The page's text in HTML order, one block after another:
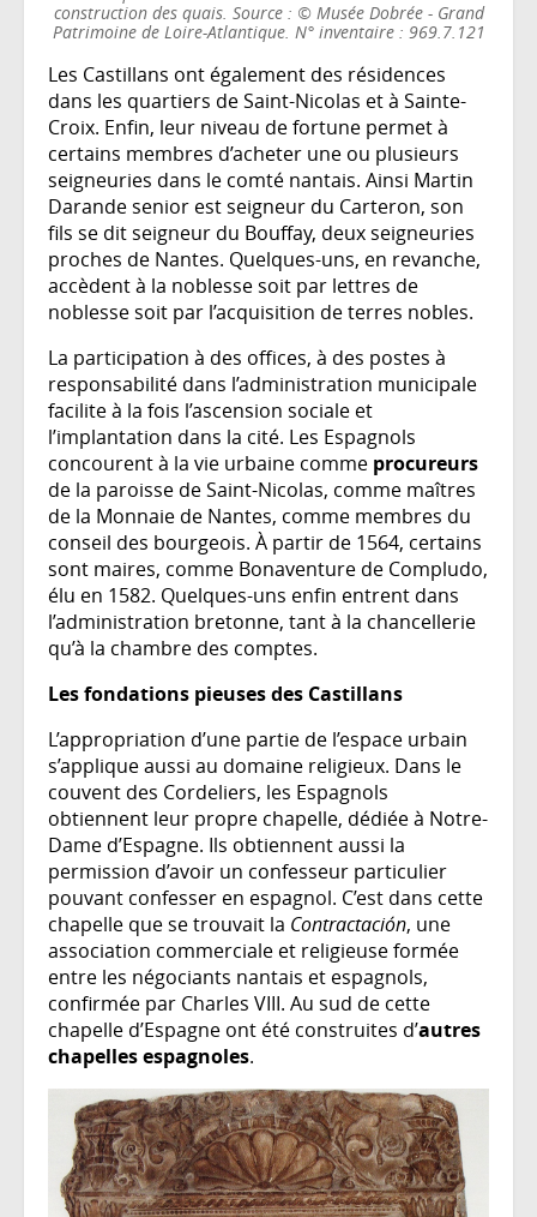
construction des quais. Source : © Musée Dobrée - Grand
Patrimoine de Loire-Atlantique. N° inventaire : 969.7.121
Les Castillans ont également des résidences
dans les quartiers de Saint-Nicolas et à Sainte-
Croix. Enfin, leur niveau de fortune permet à
certains membres d’acheter une ou plusieurs
seigneuries dans le comté nantais. Ainsi Martin
Darande senior est seigneur du Carteron, son
fils se dit seigneur du Bouffay, deux seigneuries
proches de Nantes. Quelques-uns, en revanche,
accèdent à la noblesse soit par lettres de
noblesse soit par l’acquisition de terres nobles.
La participation à des offices, à des postes à
responsabilité dans l’administration municipale
facilite à la fois l’ascension sociale et
l’implantation dans la cité. Les Espagnols
concourent à la vie urbaine comme procureurs
de la paroisse de Saint-Nicolas, comme maîtres
de la Monnaie de Nantes, comme membres du
conseil des bourgeois. À partir de 1564, certains
sont maires, comme Bonaventure de Compludo,
élu en 1582. Quelques-uns enfin entrent dans
l’administration bretonne, tant à la chancellerie
qu’à la chambre des comptes.
Les fondations pieuses des Castillans
L’appropriation d’une partie de l’espace urbain
s’applique aussi au domaine religieux. Dans le
couvent des Cordeliers, les Espagnols
obtiennent leur propre chapelle, dédiée à Notre-
Dame d’Espagne. Ils obtiennent aussi la
permission d’avoir un confesseur particulier
pouvant confesser en espagnol. C’est dans cette
chapelle que se trouvait la Contractación, une
association commerciale et religieuse formée
entre les négociants nantais et espagnols,
confirmée par Charles VIII. Au sud de cette
chapelle d’Espagne ont été construites d’autres
chapelles espagnoles.